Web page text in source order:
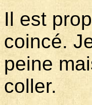
Il est
coincé.
peine
coller.